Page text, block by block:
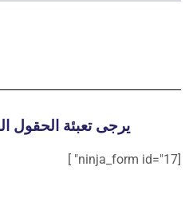
يرجى تعبئة الحقول
[ninja_form id="17" ]